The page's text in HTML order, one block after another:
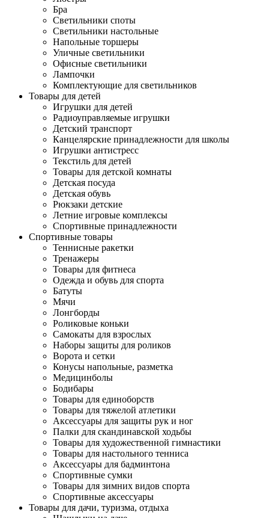
Бра
Светильники споты
Светильники настольные
Напольные торшеры
Уличные светильники
Офисные светильники
Лампочки
Комплектующие для светильников
Товары для детей
Игрушки для детей
Радиоуправляемые игрушки
Детский транспорт
Канцелярские принадлежности для школы
Игрушки антистресс
Текстиль для детей
Товары для детской комнаты
Детская посуда
Детская обувь
Рюкзаки детские
Летние игровые комплексы
Спортивные принадлежности
Спортивные товары
Теннисные ракетки
Тренажеры
Товары для фитнеса
Одежда и обувь для спорта
Батуты
Мячи
Лонгборды
Роликовые коньки
Самокаты для взрослых
Наборы защиты для роликов
Ворота и сетки
Конусы напольные, разметка
Медицинболы
Бодибары
Товары для единоборств
Товары для тяжелой атлетики
Аксессуары для защиты рук и ног
Палки для скандинавской ходьбы
Товары для художественной гимнастики
Товары для настольного тенниса
Аксессуары для бадминтона
Спортивные сумки
Товары для зимних видов спорта
Спортивные аксессуары
Товары для дачи, туризма, отдыха